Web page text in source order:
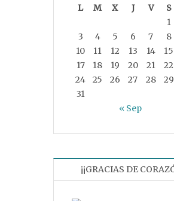
L
M X J V S
1
3
4 5 6 7 8
10
11 12 13 14 15
17
18 19 20 21 22
24
25 26 27 28 29
31
« Sep
¡¡GRACIAS DE